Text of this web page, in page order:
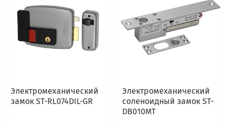
Электромеханический
замок ST-RL074DIL-GR
Электромеханический
соленоидный замок ST-
DB010MT